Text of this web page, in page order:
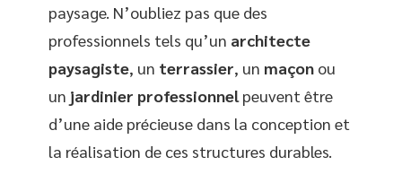
paysage. N’oubliez pas que des
professionnels tels qu’un architecte
paysagiste, un terrassier, un maçon ou
un jardinier professionnel peuvent être
d’une aide précieuse dans la conception et
la réalisation de ces structures durables.